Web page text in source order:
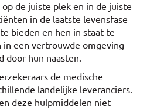
de juiste plek en in de juiste
in de laatste levensfase
bieden en hen in staat te
in een vertrouwde omgeving
door hun naasten.
de medische
landelijke leveranciers.
deze hulpmiddelen niet